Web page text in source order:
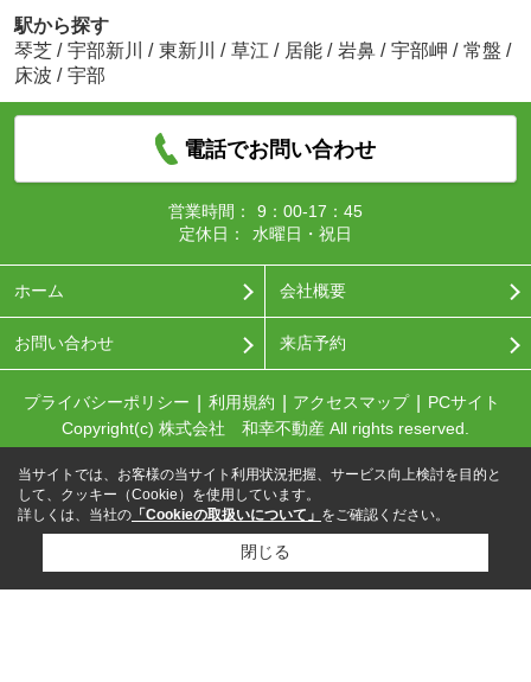
駅から探す
琴芝 / 宇部新川 / 東新川 / 草江 / 居能 / 岩鼻 / 宇部岬 / 常盤 /
床波 / 宇部
電話でお問い合わせ
営業時間：
9：00-17：45
定休日：
水曜日・祝日
ホーム 会社概要
お問い合わせ 来店予約
プライバシーポリシー 利用規約 アクセスマップ
PCサイト
Copyright(c) 株式会社 和幸不動産 All rights reserved.
当サイトでは、お客様の当サイト利用状況把握、サービス向上検討を目的と
して、クッキー（Cookie）を使用しています。
詳しくは、当社の 「Cookieの取扱いについて」 をご確認ください。
閉じる